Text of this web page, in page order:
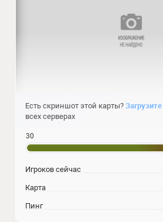
Есть скриншот этой карты? Загрузите
всех серверах
30
Игроков сейчас
Карта
Пинг